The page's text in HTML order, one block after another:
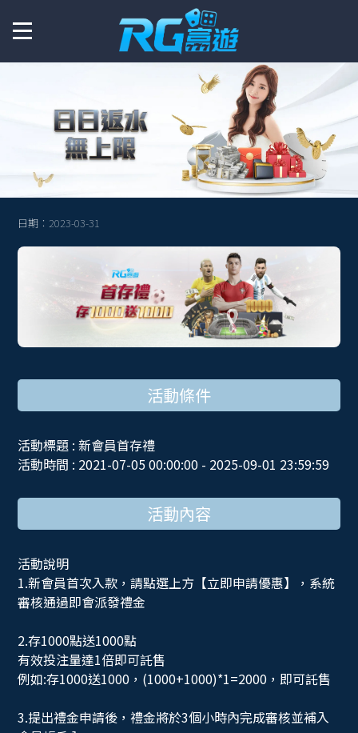
彩票
棋牌
捕魚
百家樂作弊軟體
日期：2023-03-31
活動條件
活動標題 : 新會員首存禮
活動時間 : 2021-07-05 00:00:00 - 2025-09-01 23:59:59
活動內容
活動說明
1.新會員首次入款，請點選上方【立即申請優惠】，系統
審核通過即會派發禮金
2.存1000點送1000點
有效投注量達1倍即可託售
例如:存1000送1000，(1000+1000)*1=2000，即可託售
3.提出禮金申請後，禮金將於3個小時內完成審核並補入